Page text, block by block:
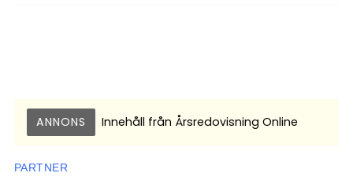
ANNONS Innehåll från Årsredovisning Online
PARTNER